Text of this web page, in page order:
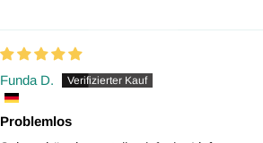
Funda D.
Problemlos